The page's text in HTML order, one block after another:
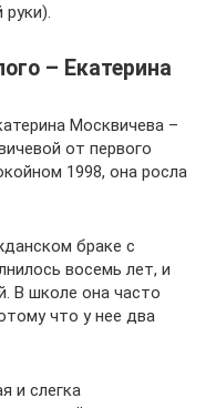
– Екатерина
Москвичева –
от первого
1998, она росла
браке с
восемь лет, и
В школе она часто
что у нее два
и слегка